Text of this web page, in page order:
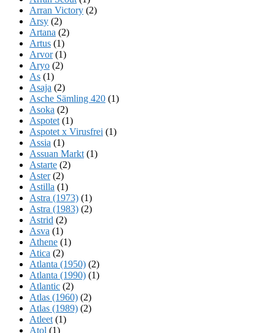
Arran Victory (2)
Arsy (2)
Artana (2)
Artus (1)
Arvor(1)
Aryo (2)
As (1)
Asaja (2)
Asche Sämling 420 (1)
Asoka (2)
Aspotet (1)
Aspotet x Virusfrei (1)
Assia (1)
Assuan Markt (1)
Astarte (2)
Aster(2)
Astilla (1)
Astra (1973) (1)
Astra (1983) (2)
Astrid (2)
Asva (1)
Athene (1)
Atica (2)
Atlanta (1950) (2)
Atlanta (1990) (1)
Atlantic (2)
Atlas (1960) (2)
Atlas (1989) (2)
Atleet (1)
Atol (1)